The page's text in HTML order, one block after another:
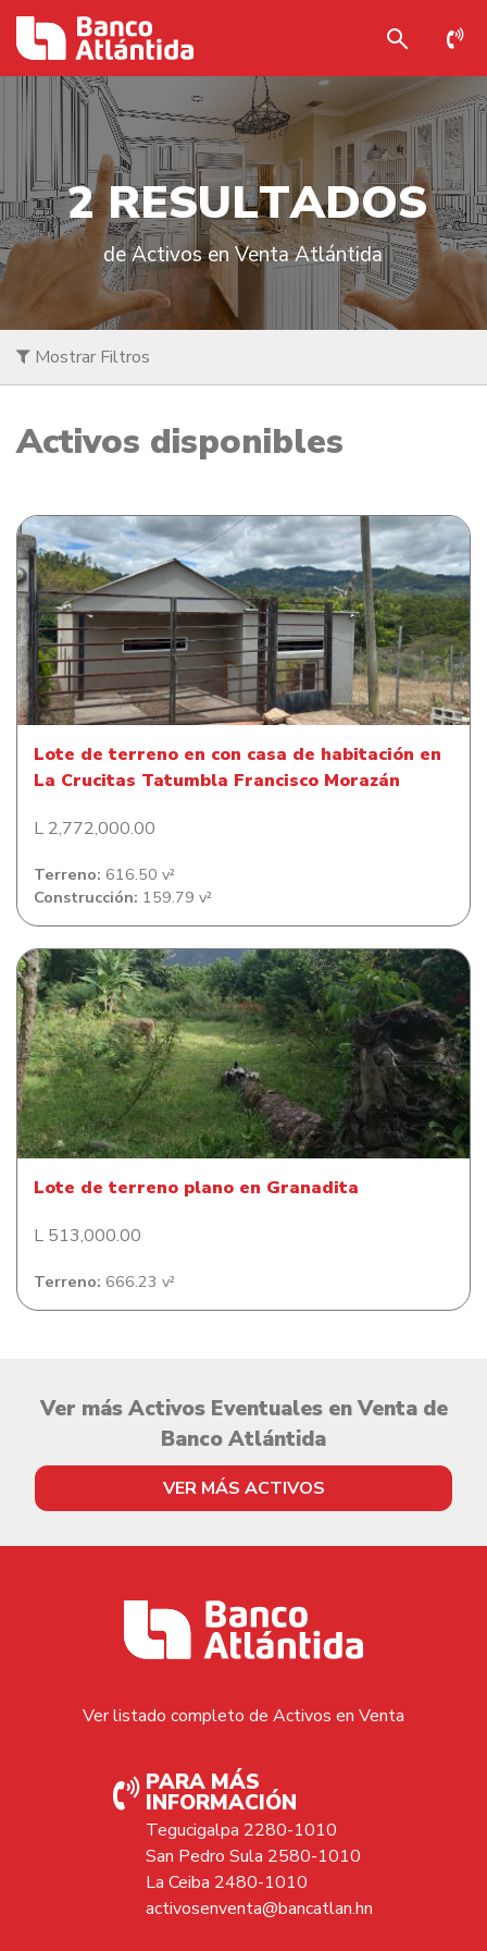
2 RESULTADOS
de Activos en Venta Atlántida
Mostrar Filtros
Activos disponibles
Lote de terreno en con casa de habitación en La Crucitas
Tatumbla Francisco Morazán
Lote de terreno en con casa de habitación en
La Crucitas Tatumbla Francisco Morazán
L 2,772,000.00
Terreno: 616.50 v²
Construcción: 159.79 v²
Lote de terreno plano en Granadita
Lote de terreno plano en Granadita
L 513,000.00
Terreno: 666.23 v²
Ver más Activos Eventuales en Venta de
Banco Atlántida
VER MÁS ACTIVOS
Ver listado completo de Activos en Venta
PARA MÁS
INFORMACIÓN
Tegucigalpa 2280-1010
San Pedro Sula 2580-1010
La Ceiba 2480-1010
activosenventa@bancatlan.hn